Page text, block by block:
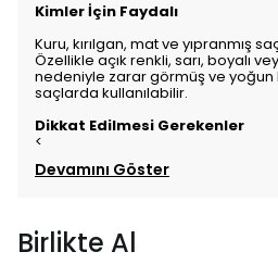
Kimler İçin Faydalı
Kuru, kırılgan, mat ve yıpranmış
Özellikle açık renkli, sarı, boyalı
nedeniyle zarar görmüş ve yoğun
saçlarda kullanılabilir.
Dikkat Edilmesi Gerekenler
<
Devamını Göster
Birlikte Al